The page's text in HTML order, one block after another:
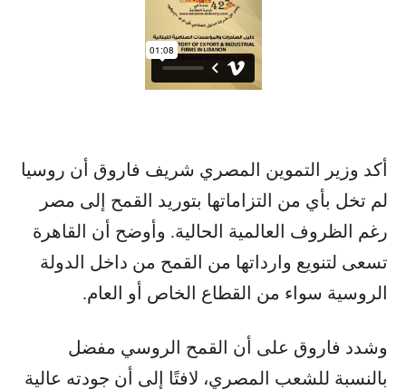
أكد وزير التموين المصري شريف فاروق أن روسيا
لم تخل بأي من التزاماتها بتوريد القمح إلى مصر
رغم الظروف العالمية الحالية. وأوضح أن القاهرة
تسعى لتنويع وارداتها من القمح من داخل الدولة
الروسية سواء من القطاع الخاص أو العام.
وشدد فاروق على أن القمح الروسي مفضل
بالنسبة للشعب المصري، لافتًا إلى أن جودته عالية